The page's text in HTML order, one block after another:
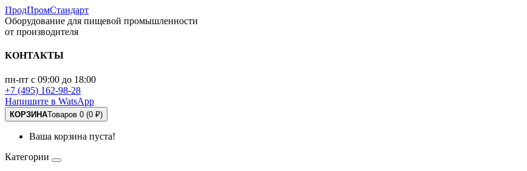
ПродПромСтандарт
Оборудование для пищевой промышленности
от производителя
КОНТАКТЫ
пн-пт с 09:00 до 18:00
+7 (495) 162-98-28
Напишите в WatsApp
КОРЗИНАТоваров 0 (0 ₽)
Ваша корзина пуста!
Категории